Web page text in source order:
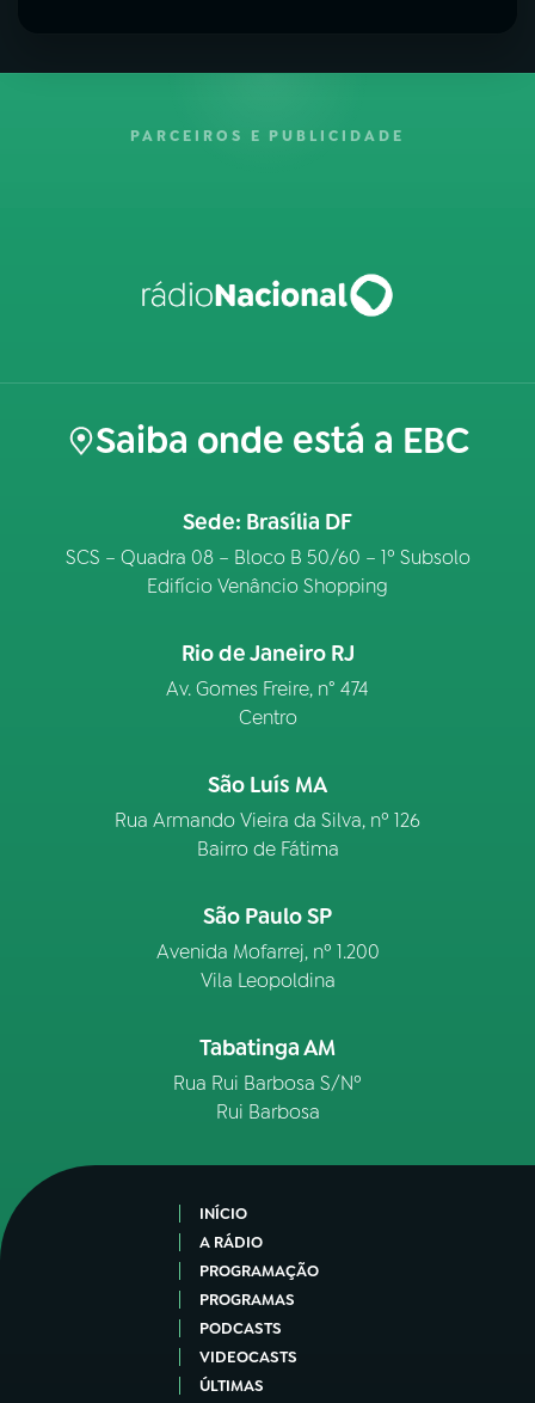
PARCEIROS E PUBLICIDADE
Saiba onde está a EBC
Sede: Brasília DF
SCS – Quadra 08 – Bloco B 50/60 – 1º Subsolo
Edifício Venâncio Shopping
Rio de Janeiro RJ
Av. Gomes Freire, n° 474
Centro
São Luís MA
Rua Armando Vieira da Silva, nº 126
Bairro de Fátima
São Paulo SP
Avenida Mofarrej, nº 1.200
Vila Leopoldina
Tabatinga AM
Rua Rui Barbosa S/Nº
Rui Barbosa
INÍCIO
A RÁDIO
PROGRAMAÇÃO
PROGRAMAS
PODCASTS
VIDEOCASTS
ÚLTIMAS